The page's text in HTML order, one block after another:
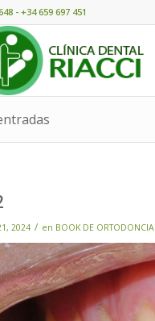
- +34 659 697 451
2024 / en BOOK DE ORTODONCIA